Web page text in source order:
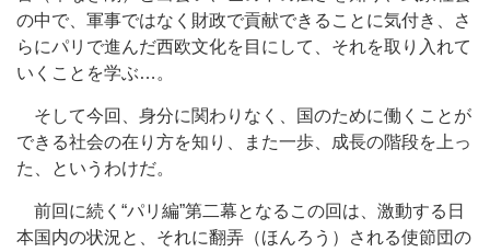
の中で、軍事ではなく財政で貢献できることに気付き、さ
らにパリで進んだ西欧文化を目にして、それを取り入れて
いくことを学ぶ…。
そして今回、身分に関わりなく、国のために働くことが
できる社会の在り方を知り、また一歩、成長の階段を上っ
た、というわけだ。
前回に続く“パリ編”第二幕となるこの回は、激動する日
本国内の状況と、それに翻弄（ほんろう）される使節団の